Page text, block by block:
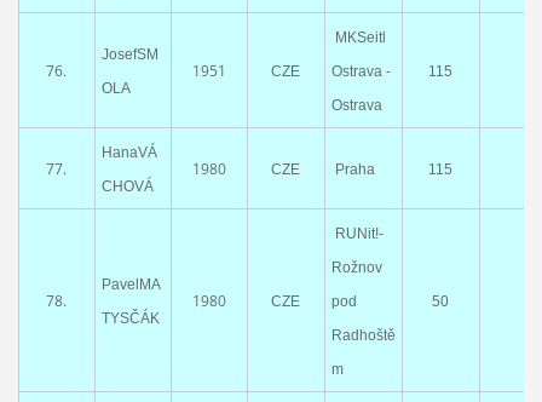
76.
JosefSM
OLA
1951 CZE
MKSeitl
Ostrava -
Ostrava
115
77.
HanaVÁ
CHOVÁ
1980 CZE Praha 115
78.
PavelMA
TYSČÁK
1980 CZE
RUNit!-
Rožnov
pod
Radhoště
m
50